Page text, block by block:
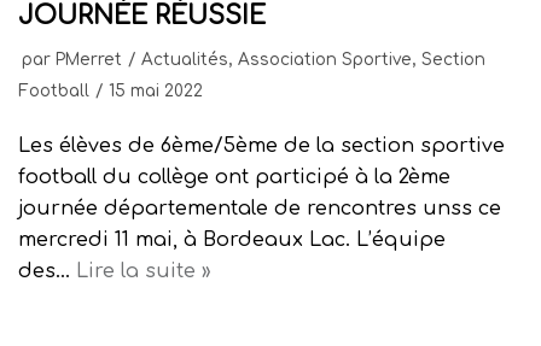
JOURNÉE RÉUSSIE
par PMerret Actualités, Association Sportive, Section
Football
15 mai 2022
Les élèves de 6ème/5ème de la section sportive
football du collège ont participé à la 2ème
journée départementale de rencontres unss ce
mercredi 11 mai, à Bordeaux Lac. L’équipe
des… Lire la suite »